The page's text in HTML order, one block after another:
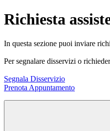
Richiesta
In questa sezione puoi inviare
Per segnalare disservizi o
Segnala Disservizio
Prenota Appuntamento